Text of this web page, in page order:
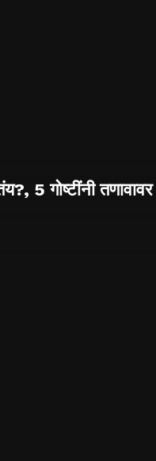
5 गोष्टींनी